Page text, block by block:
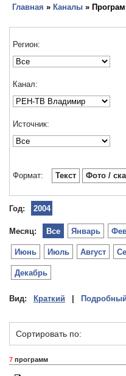
Главная » Каналы »
Регион:
Канал:
Источник:
Формат: Текст Фото /
Год: 2004
Месяц: Январь
Июнь Июль Август
Декабрь
Все
Вид: Краткий Подробный
Сортировать по:
7 программ